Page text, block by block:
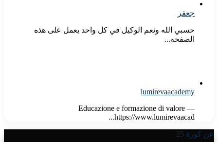
جعفر
حسبي الله ونعم الوكيل في كل واحد يعمل على هذه
الصفحه...
lumirevaacademy
Educazione e formazione di valore —
https://www.lumirevaacad...
عن كورة 25